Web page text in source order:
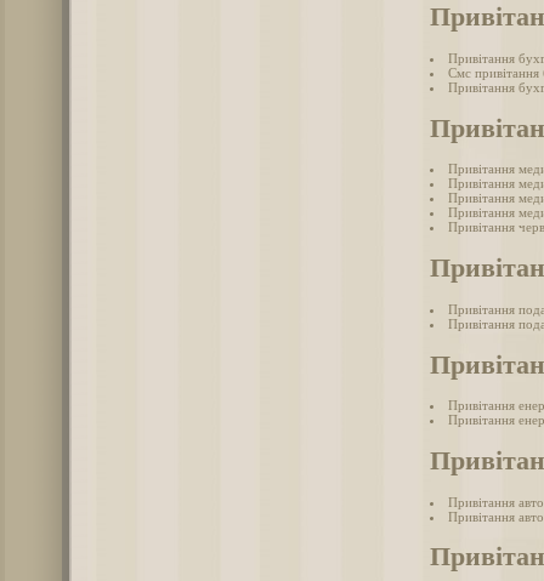
Привітання
Смс привітання
Привітання
Привітання
Привітання
Привітання
Привітання
Привітання
Привітання
Привітання
Привітання
Привітання
Привітання
Привітання